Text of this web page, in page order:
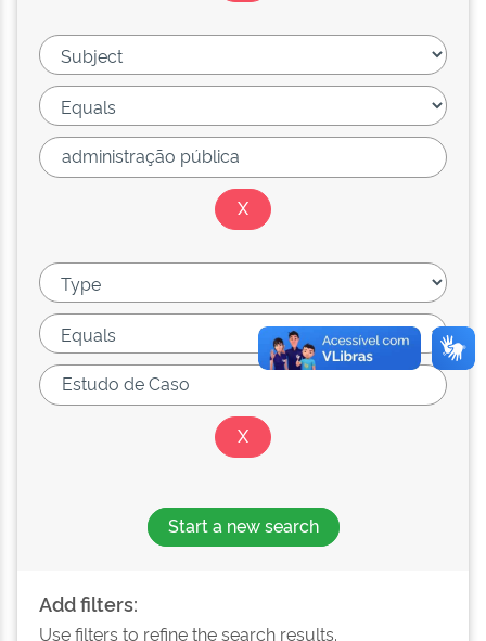
Start a new search
Add filters:
Use filters to refine the search results.